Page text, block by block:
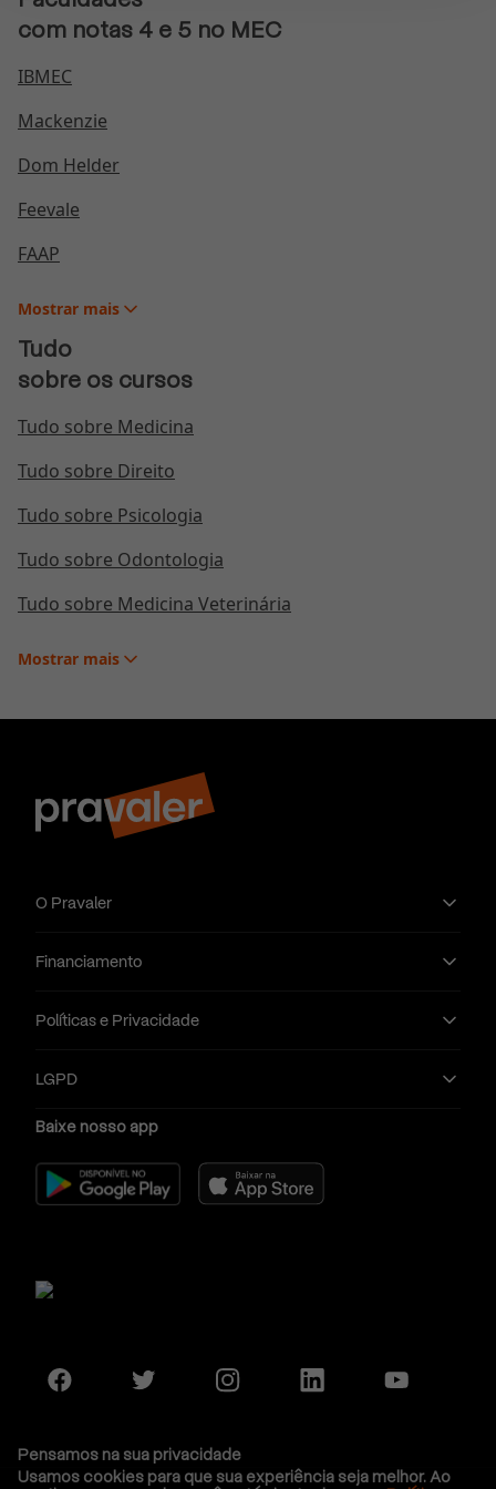
Mudanças na Lei de Cotas: veja como fica a
Conheça os 7 melhores cursinhos preparatórios para
concurso público
com notas 4 e 5 no MEC
IBMEC
Mackenzie
Dom Helder
Feevale
FAAP
Mostrar mais
Tudo
sobre os cursos
Tudo sobre Medicina
Tudo sobre Direito
Tudo sobre Psicologia
Tudo sobre Odontologia
Tudo sobre Medicina Veterinária
Mostrar mais
O Pravaler
Financiamento
Políticas e Privacidade
LGPD
Baixe nosso app
Pensamos na sua privacidade
Usamos cookies para que sua experiência seja melhor. Ao